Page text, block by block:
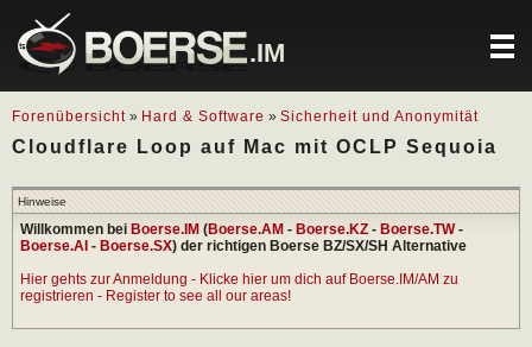
.IM
Forenübersicht » Hard & Software » Sicherheit und Anonymität
Cloudflare Loop auf Mac mit OCLP Sequoia
Hinweise
Willkommen bei Boerse.IM (Boerse.AM - Boerse.KZ - Boerse.TW-
Boerse.AI - Boerse.SX) der richtigen Boerse BZ/SX/SH Alternative
Hier gehts zur Anmeldung - Klicke hier um dich auf Boerse.IM/AM zu
registrieren - Register to see all our areas!